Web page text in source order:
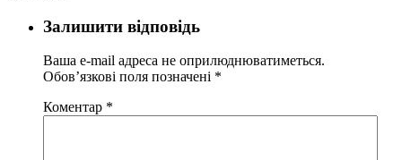
Залишити відповідь
Ваша e-mail адреса не оприлюднюватиметься.
Обов’язкові поля позначені *
Коментар *